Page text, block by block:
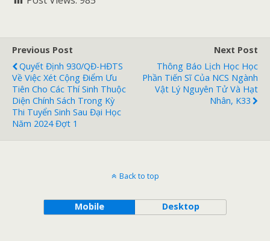
Previous Post
Quyết Định 930/QĐ-HĐTS
Về Việc Xét Cộng Điểm Ưu
Tiên Cho Các Thí Sinh Thuộc
Diện Chính Sách Trong Kỳ
Thi Tuyển Sinh Sau Đại Học
Năm 2024 Đợt 1
Next Post
Thông Báo Lịch Học Học
Phần Tiến Sĩ Của NCS Ngành
Vật Lý Nguyên Tử Và Hạt
Nhân, K33
Back to top
Mobile Desktop